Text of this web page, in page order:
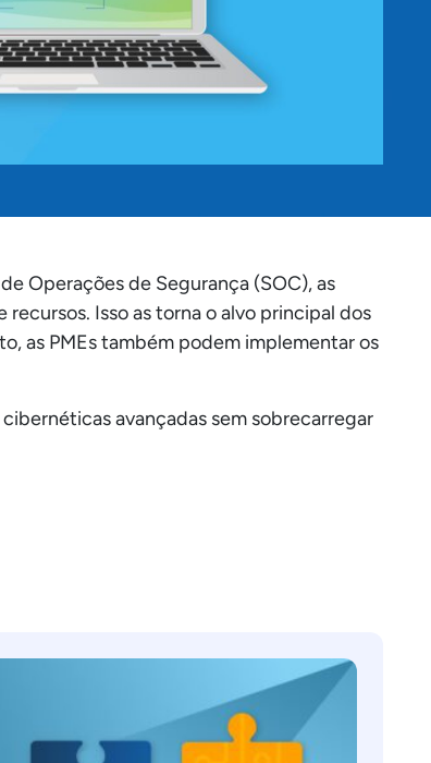
Operações de Segurança (SOC), as
Isso as torna o alvo principal dos
as PMEs também podem implementar os
avançadas sem sobrecarregar